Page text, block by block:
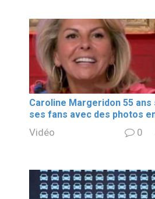
Caroline Margeridon 55 ans
ses fans avec des photos
Vidéo 0